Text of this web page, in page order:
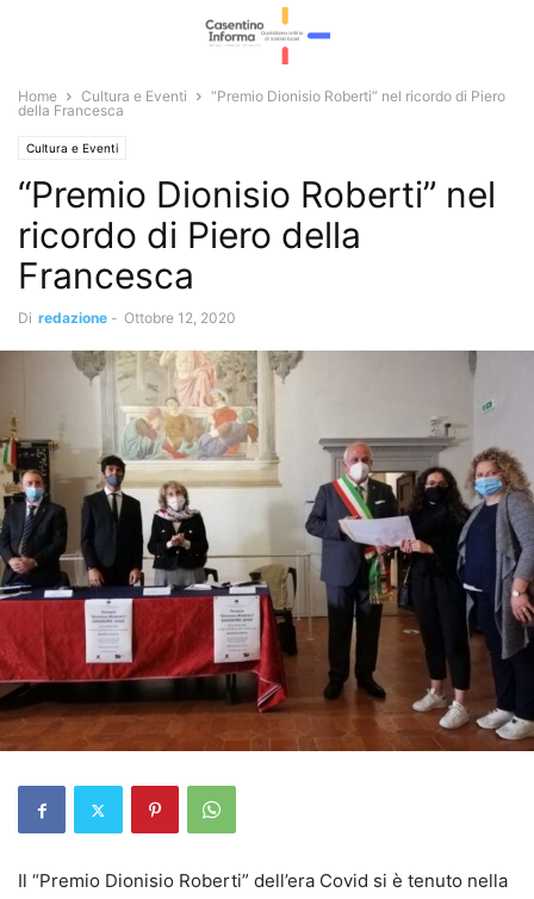
Home Cultura e Eventi
“Premio Dionisio Roberti” nel ricordo di Piero
della Francesca
Cultura e Eventi
“Premio Dionisio Roberti” nel
ricordo di Piero della
Francesca
Di redazione - Ottobre 12, 2020
Il “Premio Dionisio Roberti” dell’era Covid si è tenuto nella